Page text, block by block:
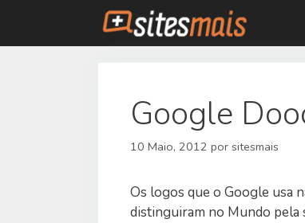
o
Google
10 Maio, 2012 por sitesmais
Os logos que o Google usa
distinguiram no Mundo pela